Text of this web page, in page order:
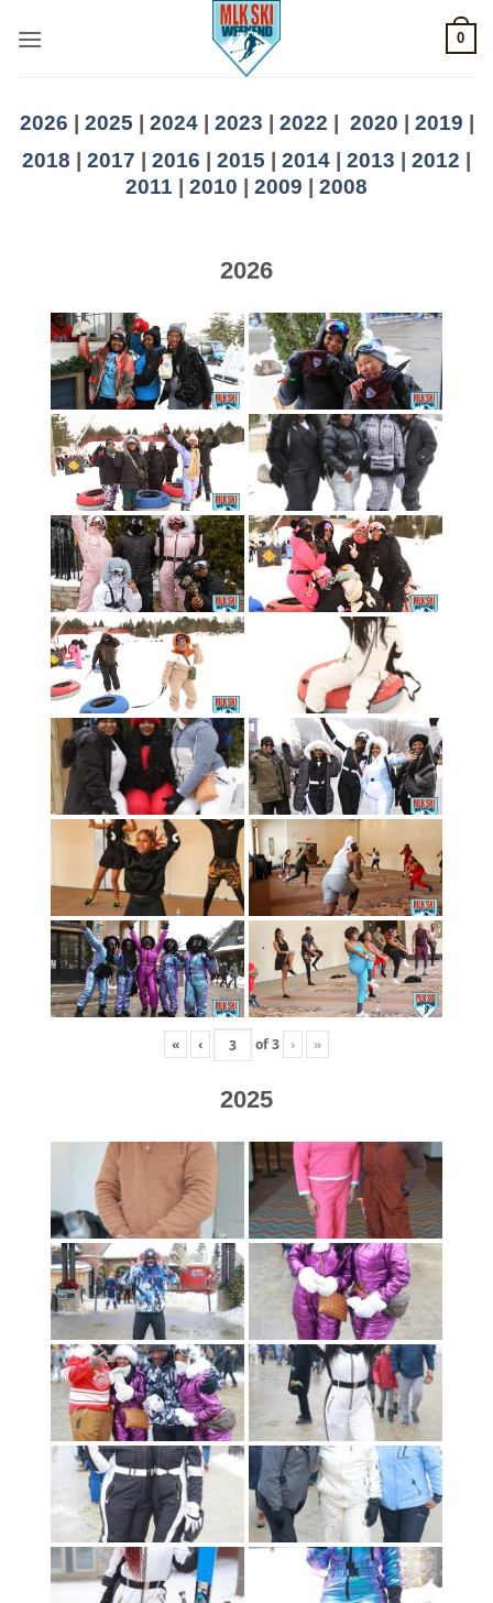
0
2026 2025 2024| 2023 2022 2020 2019
2018 | 2017 | 2016 | 2015 | 2014 | 2013 | 2012 |
2011 | 2010 | 2009 | 2008
2026
« ‹ of3 › »
2025